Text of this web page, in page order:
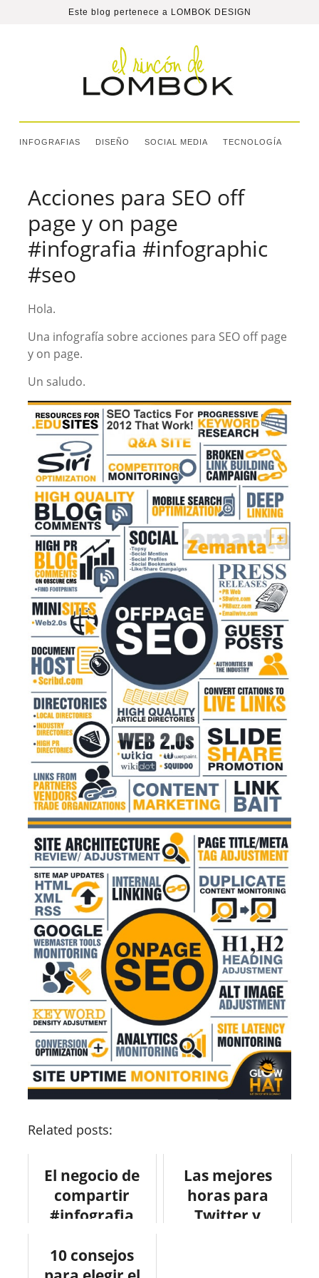
Este blog pertenece a LOMBOK DESIGN
INFOGRAFIAS DISEÑO SOCIAL MEDIA TECNOLOGÍA
Acciones para SEO off
page y on page
#infografia #infographic
#seo
Hola.
Una infografía sobre acciones para SEO off page
y on page.
Un saludo.
Related posts:
El negocio de
compartir
#infografia
Las mejores
horas para
Twitter y
10 consejos